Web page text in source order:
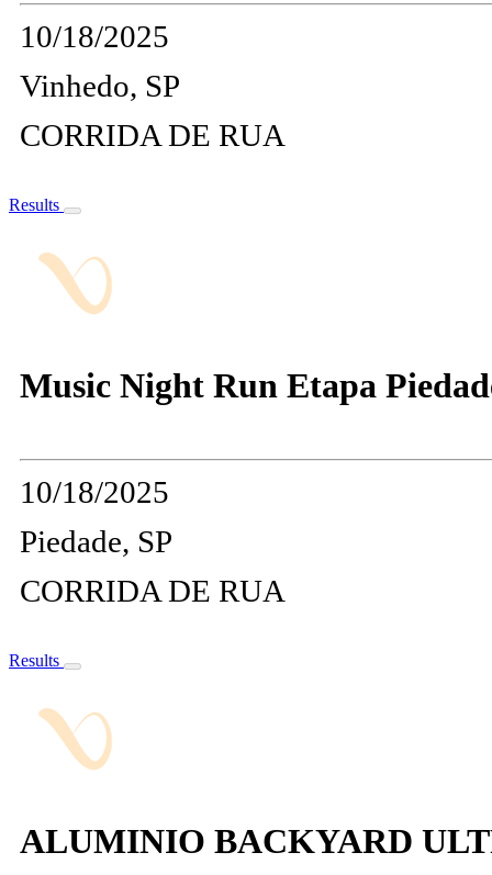
10/18/2025
Vinhedo, SP
CORRIDA DE RUA
Results
Music Night Run Etapa
10/18/2025
Piedade, SP
CORRIDA DE RUA
Results
ALUMINIO BACKYARD